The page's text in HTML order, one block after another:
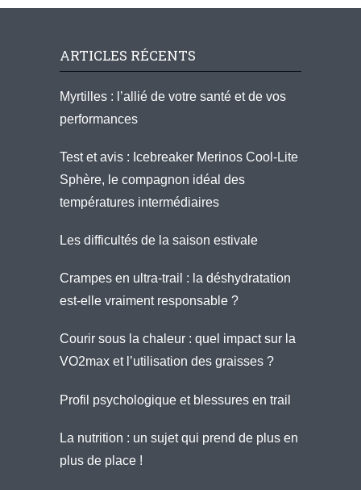
ARTICLES RÉCENTS
Myrtilles : l’allié de votre santé et de vos
performances
Test et avis : Icebreaker Merinos Cool-Lite
Sphère, le compagnon idéal des
températures intermédiaires
Les difficultés de la saison estivale
Crampes en ultra-trail : la déshydratation
est-elle vraiment responsable ?
Courir sous la chaleur : quel impact sur la
VO2max et l’utilisation des graisses ?
Profil psychologique et blessures en trail
La nutrition : un sujet qui prend de plus en
plus de place !